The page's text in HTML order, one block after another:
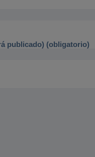
publicado) (obligatorio)